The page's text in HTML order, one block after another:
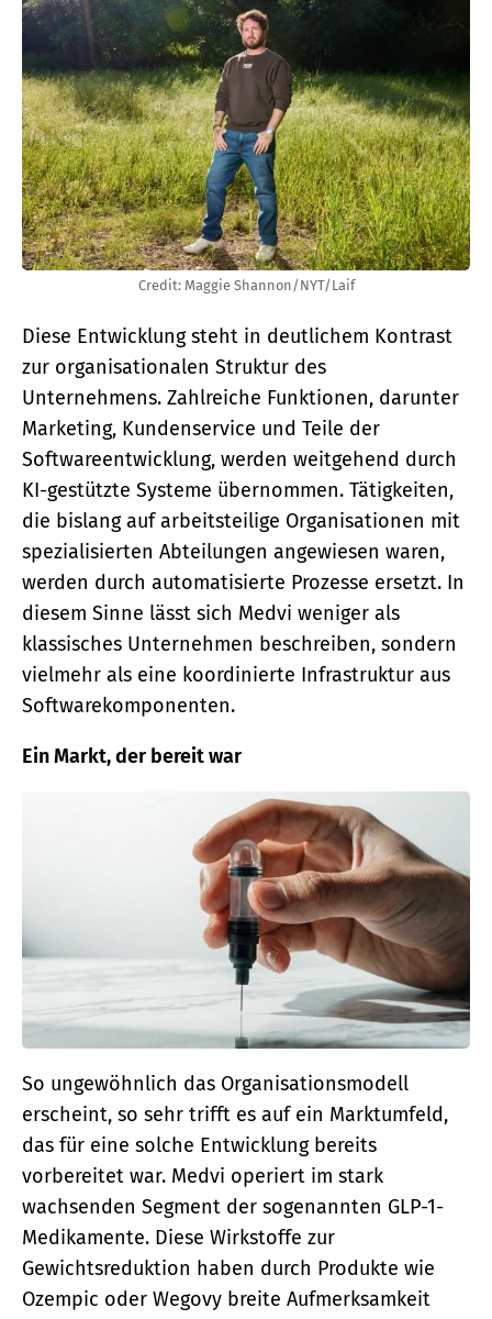
Credit: Maggie Shannon/NYT/Laif
Diese Entwicklung steht in deutlichem Kontrast
zur organisationalen Struktur des
Unternehmens. Zahlreiche Funktionen, darunter
Marketing, Kundenservice und Teile der
Softwareentwicklung, werden weitgehend durch
KI-gestützte Systeme übernommen. Tätigkeiten,
die bislang auf arbeitsteilige Organisationen mit
spezialisierten Abteilungen angewiesen waren,
werden durch automatisierte Prozesse ersetzt. In
diesem Sinne lässt sich Medvi weniger als
klassisches Unternehmen beschreiben, sondern
vielmehr als eine koordinierte Infrastruktur aus
Softwarekomponenten.
Ein Markt, der bereit war
So ungewöhnlich das Organisationsmodell
erscheint, so sehr trifft es auf ein Marktumfeld,
das für eine solche Entwicklung bereits
vorbereitet war. Medvi operiert im stark
wachsenden Segment der sogenannten GLP-1-
Medikamente. Diese Wirkstoffe zur
Gewichtsreduktion haben durch Produkte wie
Ozempic oder Wegovy breite Aufmerksamkeit